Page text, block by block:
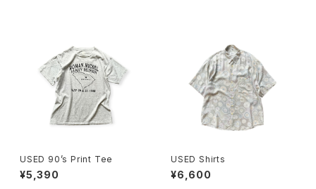
USED 90’s Print Tee
¥5,390
USED Shirts
¥6,600